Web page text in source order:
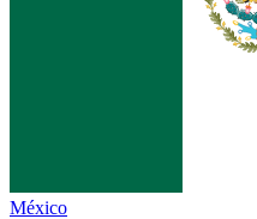
México